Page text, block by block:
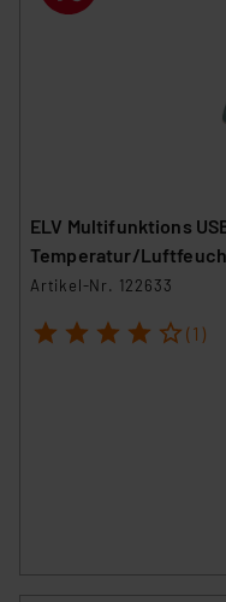
ELV Multifunktions
Temperatur/
Artikel-Nr. 122633
1 2 3 4 5 (1)